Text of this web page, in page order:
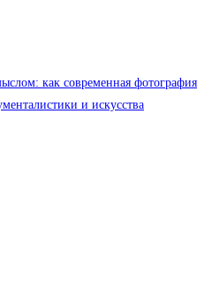
как современная фотография
и искусства